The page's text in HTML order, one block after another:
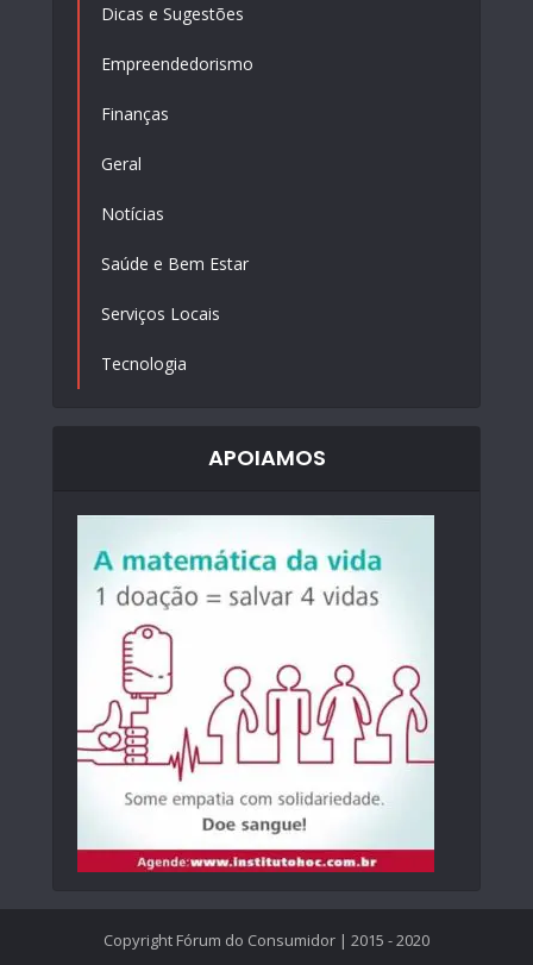
Dicas e Sugestões
Empreendedorismo
Finanças
Geral
Notícias
Saúde e Bem Estar
Serviços Locais
Tecnologia
APOIAMOS
Copyright Fórum do Consumidor | 2015 - 2020